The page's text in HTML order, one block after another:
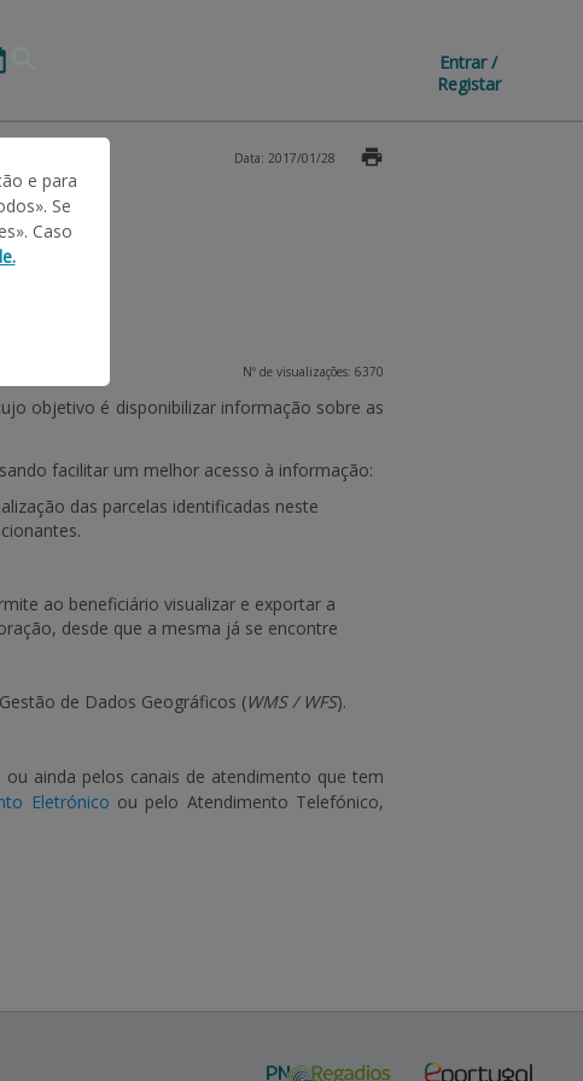
Entrar /
Registar
Data: 2017/01/28
Nº de visualizações: 6370
objetivo é disponibilizar informação sobre as
facilitar um melhor acesso à informação:
das parcelas identificadas neste
ao beneficiário visualizar e exportar a
desde que a mesma já se encontre
de Dados Geográficos (WMS / WFS).
ou ainda pelos canais de atendimento que tem
Eletrónico ou pelo Atendimento Telefónico,
e para
Se
Caso